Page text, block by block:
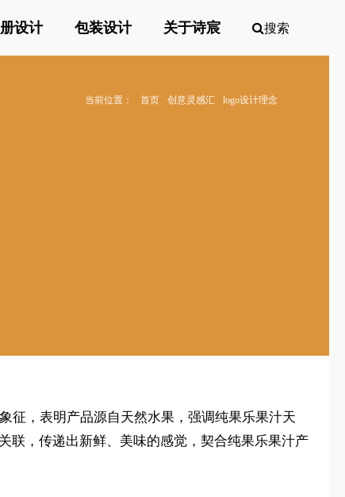
设计 包装设计 关于诗宸 搜索
当前位置： 首页 创意灵感汇
logo设计理念
征，表明产品源自天然水果，强调纯果乐果汁天
联，传递出新鲜、美味的感觉，契合纯果乐果汁产